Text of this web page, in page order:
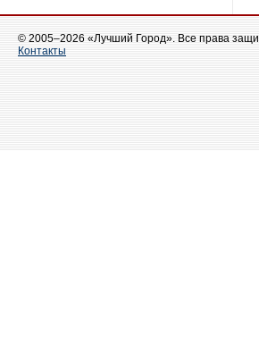
© 2005–2026 «Лучший Город». Все права
Контакты